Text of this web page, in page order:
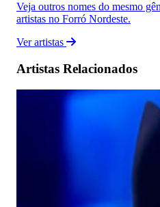
Veja outros nomes do mesmo
artistas no Forró Nordeste.
Ver artistas
Artistas Relacionados